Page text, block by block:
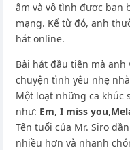
âm và vô tình được bạn
mạng. Kể từ đó, anh
hát online.
Bài hát đầu tiên mà anh
chuyện tình yêu nhẹ
Một loạt những ca khúc
như: Em, I miss you,
Tên tuổi của Mr. Siro
nhiều hơn và nhanh